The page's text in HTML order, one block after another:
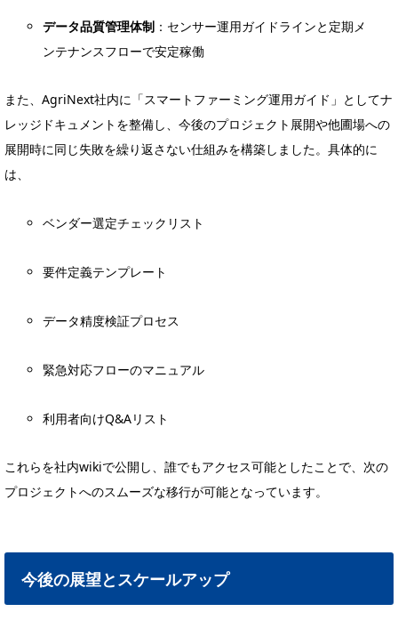
データ品質管理体制 ：センサー運用ガイドラインと定期メ
ンテナンスフローで安定稼働
また、AgriNext社内に「スマートファーミング運用ガイド」としてナ
レッジドキュメントを整備し、今後のプロジェクト展開や他圃場への
展開時に同じ失敗を繰り返さない仕組みを構築しました。具体的に
は、
ベンダー選定チェックリスト
要件定義テンプレート
データ精度検証プロセス
緊急対応フローのマニュアル
利用者向けQ&Aリスト
これらを社内wikiで公開し、誰でもアクセス可能としたことで、次の
プロジェクトへのスムーズな移行が可能となっています。
今後の展望とスケールアップ